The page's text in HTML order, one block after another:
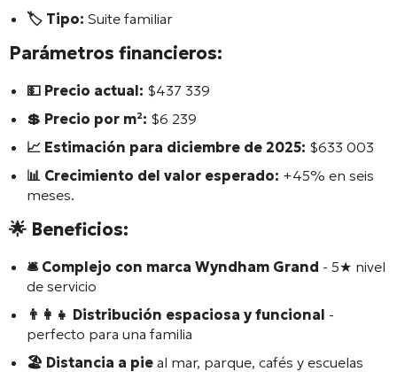
🏷️ Tipo: Suite familiar
Parámetros financieros:
💵 Precio actual: $437 339
💲 Precio por m²: $6 239
📈 Estimación para diciembre de 2025: $633 003
📊 Crecimiento del valor esperado: +45% en seis
meses.
🌟 Beneficios:
🛎️ Complejo con marca Wyndham Grand - 5★ nivel
de servicio
👨‍👩‍👧 Distribución espaciosa y funcional -
perfecto para una familia
🏖️ Distancia a pie al mar, parque, cafés y escuelas